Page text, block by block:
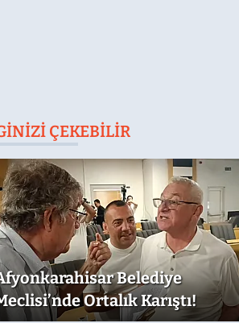
ÇEKEBILIR
Belediye
Ortalık Karıştı!